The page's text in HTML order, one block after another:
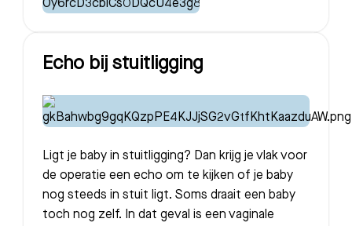
Echo bij stuitligging
Ligt je baby in stuitligging? Dan krijg je vlak voor
de operatie een echo om te kijken of je baby
nog steeds in stuit ligt. Soms draait een baby
toch nog zelf. In dat geval is een vaginale